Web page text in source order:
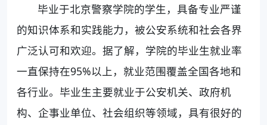
毕业于北京警察学院的学生，具备专业严谨
的知识体系和实践能力，被公安系统和社会各界
广泛认可和欢迎。据了解，学院的毕业生就业率
一直保持在95%以上，就业范围覆盖全国各地和
各行业。毕业生主要就业于公安机关、政府机
构、企事业单位、社会组织等领域，具有很好的